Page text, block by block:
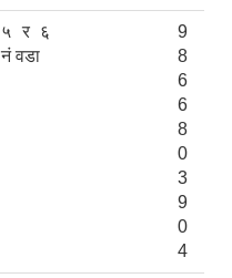
५ र ६
नं वडा
9
8
6
6
8
0
3
9
0
4